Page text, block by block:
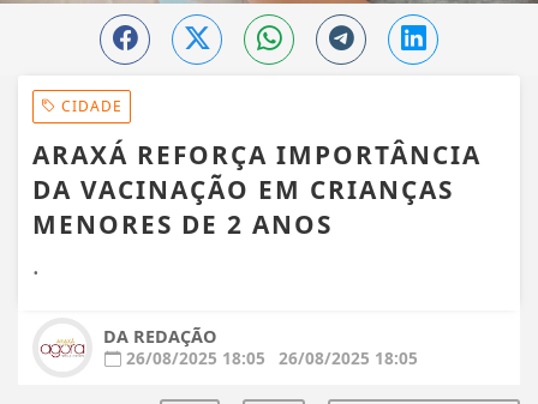
CIDADE
ARAXÁ REFORÇA IMPORTÂNCIA
DA VACINAÇÃO EM CRIANÇAS
MENORES DE 2 ANOS
.
DA REDAÇÃO
26/08/2025 18:05
26/08/2025 18:05